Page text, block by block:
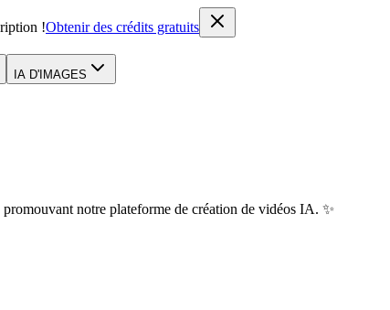
!Obtenir des crédits gratuits
IA D'IMAGES
notre plateforme de création de vidéos IA. ✨